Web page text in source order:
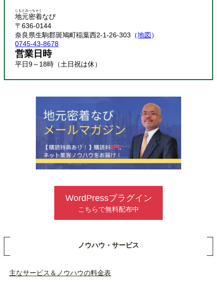
地元密着
じもとみっちゃく
なび
〒636-0144
奈良県生駒郡斑鳩町稲葉西2-1-26-303（地図）
0745-43-8678
営業日時
平日9～18時（土日祝は休）
WordPressプラグイン
こちらで無料配布中
ノウハウ・サービス
主なサービス＆ノウハウの料金表